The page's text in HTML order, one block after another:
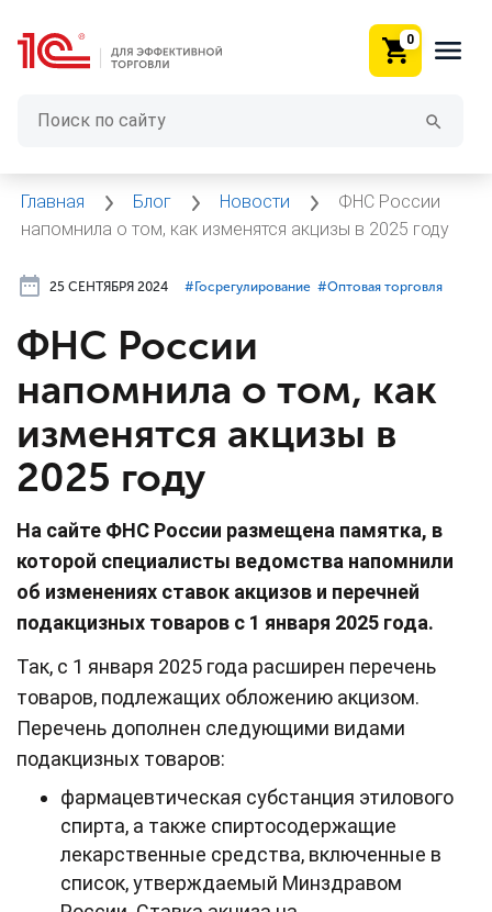
0
Главная Блог Новости
ФНС России
напомнила о том, как изменятся акцизы в 2025 году
25 СЕНТЯБРЯ 2024 #⁣Госрегулирование #⁣Оптовая торговля
ФНС России
напомнила о том, как
изменятся акцизы в
2025 году
На сайте ФНС России размещена памятка, в
которой специалисты ведомства напомнили
об изменениях ставок акцизов и перечней
подакцизных товаров с 1 января 2025 года.
Так, с 1 января 2025 года расширен перечень
товаров, подлежащих обложению акцизом.
Перечень дополнен следующими видами
подакцизных товаров:
фармацевтическая субстанция этилового
спирта, а также спиртосодержащие
лекарственные средства, включенные в
список, утверждаемый Минздравом